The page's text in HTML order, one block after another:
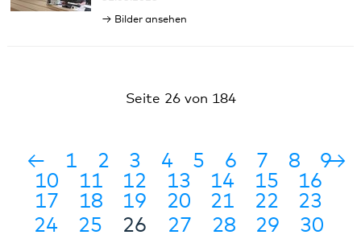
Bilder ansehen
Seite 26 von 184
← 1 2 3 4 5 6 7 8
9
10
11 12 13 14 15
16
17
18 19 20 21 22
23
24
25 26 27 28 29
30
→